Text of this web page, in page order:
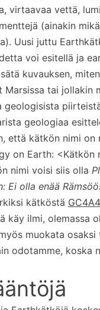
virtaavaa vettä,
(ainakin
Uusi juttu
voi esitellä ja
kuvauksen,
tai jollakin
geologisista
geologiaa
että kätkön nimi on
on Earth: <Kätkön
nimi voisi siis olla
Ei olla enää
kätköstä
käy ilmi, olemassa
muokata osaksi
odotamme, koska